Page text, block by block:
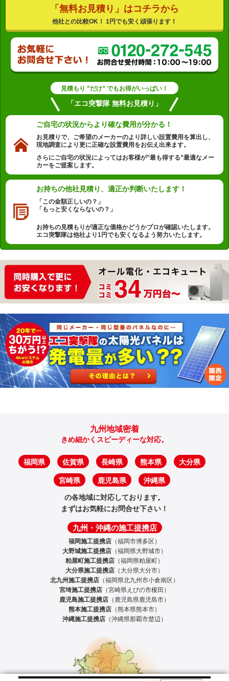
「無料お見積り」はコチラから
他社との比較OK！ 1円でも安く頑張ります！
見積もり ”だけ” でもお得がいっぱい！
「エコ突撃隊 無料お見積り」
ご自宅の状況からより確な費用が分かる！
お見積りで、ご希望のメーカーのより詳しい設置費用を算出し、
現地調査により更に正確な設置費用をお伝え出来ます。
さらにご自宅の状況によってはお客様が”最も得する”最適なメー
カーをご提案します。
お持ちの他社見積り、 適正か判断いたします！
「この金額正しいの？」
「もっと安くならないの？」
お持ちの見積もりが適正な価格かどうかプロが確認いたします。
エコ突撃隊は他社より1円でも安くなるよう努力いたします。
九州地域密着
きめ細かくスピーディーな対応。
福岡県 佐賀県 長崎県 熊本県 大分県
宮崎県 鹿児島県 沖縄県
の各地域に対応しております。
まずはお気軽にお問合せ下さい！
九州・沖縄の施工提携店
福岡施工提携店 （福岡市博多区）
大野城施工提携店 （福岡県大野城市）
粕屋町施工提携店 （福岡県粕屋町）
大分県施工提携店 （大分県大分市）
北九州施工提携店 （福岡県北九州市小倉南区）
宮埼施工提携店 （宮崎県えびの市榎田）
鹿児島施工提携店 （鹿児島県鹿児島市）
熊本施工提携店 （熊本県熊本市）
沖縄施工提携店 （沖縄県那覇市楚辺）